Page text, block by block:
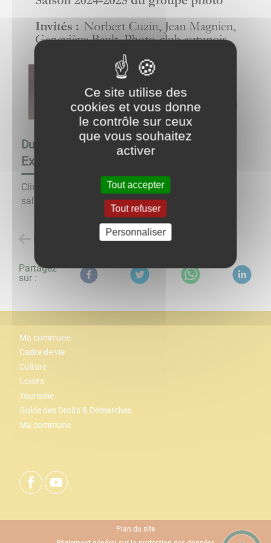
Du 08/05/25 à 10:00 au11/05/25 à 18:00
Expo photo des artistes d'Anost
Clin d'oeil nature, expo photo du 8 au 11 mai à la
salle des fêtes.
Retour à la liste des évènements
Partagez
sur :
Ma commune
Cadre de vie
Culture
Loisirs
Tourisme
Guide des Droits & Démarches
Ma commune
Plan du site
Ce site utilise des
cookies et vous donne
le contrôle sur ceux
que vous souhaitez
activer
Tout accepter
Tout refuser
Personnaliser